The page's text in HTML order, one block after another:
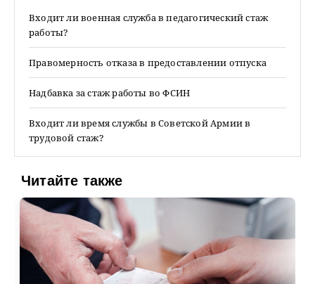
Входит ли военная служба в педагогический стаж
работы?
Правомерность отказа в предоставлении отпуска
Надбавка за стаж работы во ФСИН
Входит ли время службы в Советской Армии в
трудовой стаж?
Читайте также